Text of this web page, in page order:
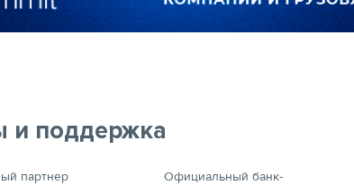
и поддержка
партнер
Официальный банк-